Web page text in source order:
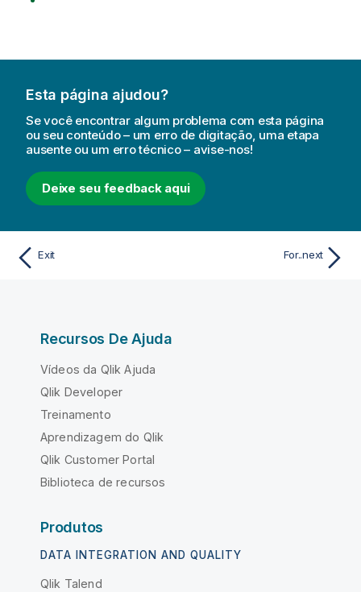
Esta página ajudou?
Se você encontrar algum problema com esta página
ou seu conteúdo – um erro de digitação, uma etapa
ausente ou um erro técnico – avise-nos!
Deixe seu feedback aqui
Exit For..next
Recursos De Ajuda
Vídeos da Qlik Ajuda
Qlik Developer
Treinamento
Aprendizagem do Qlik
Qlik Customer Portal
Biblioteca de recursos
Produtos
DATA INTEGRATION AND QUALITY
Qlik Talend